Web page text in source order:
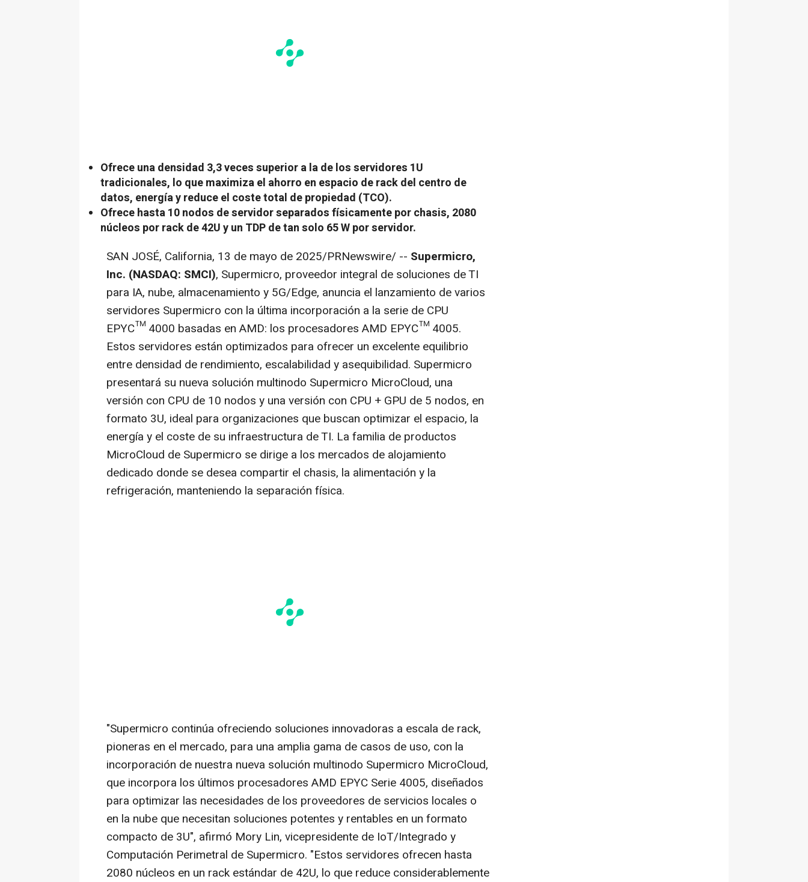
Ofrece una densidad 3,3 veces superior a la de los servidores 1U
tradicionales, lo que maximiza el ahorro en espacio de rack del centro de
datos, energía y reduce el coste total de propiedad (TCO).
Ofrece hasta 10 nodos de servidor separados físicamente por chasis, 2080
núcleos por rack de 42U y un TDP de tan solo 65 W por servidor.
SAN JOSÉ, California, 13 de mayo de 2025/PRNewswire/ -- Supermicro,
Inc. (NASDAQ: SMCI), Supermicro, proveedor integral de soluciones de TI
para IA, nube, almacenamiento y 5G/Edge, anuncia el lanzamiento de varios
servidores Supermicro con la última incorporación a la serie de CPU
EPYC™ 4000 basadas en AMD: los procesadores AMD EPYC™ 4005.
Estos servidores están optimizados para ofrecer un excelente equilibrio
entre densidad de rendimiento, escalabilidad y asequibilidad. Supermicro
presentará su nueva solución multinodo Supermicro MicroCloud, una
versión con CPU de 10 nodos y una versión con CPU + GPU de 5 nodos, en
formato 3U, ideal para organizaciones que buscan optimizar el espacio, la
energía y el coste de su infraestructura de TI. La familia de productos
MicroCloud de Supermicro se dirige a los mercados de alojamiento
dedicado donde se desea compartir el chasis, la alimentación y la
refrigeración, manteniendo la separación física.
"Supermicro continúa ofreciendo soluciones innovadoras a escala de rack,
pioneras en el mercado, para una amplia gama de casos de uso, con la
incorporación de nuestra nueva solución multinodo Supermicro MicroCloud,
que incorpora los últimos procesadores AMD EPYC Serie 4005, diseñados
para optimizar las necesidades de los proveedores de servicios locales o
en la nube que necesitan soluciones potentes y rentables en un formato
compacto de 3U", afirmó Mory Lin, vicepresidente de IoT/Integrado y
Computación Perimetral de Supermicro. "Estos servidores ofrecen hasta
2080 núcleos en un rack estándar de 42U, lo que reduce considerablemente